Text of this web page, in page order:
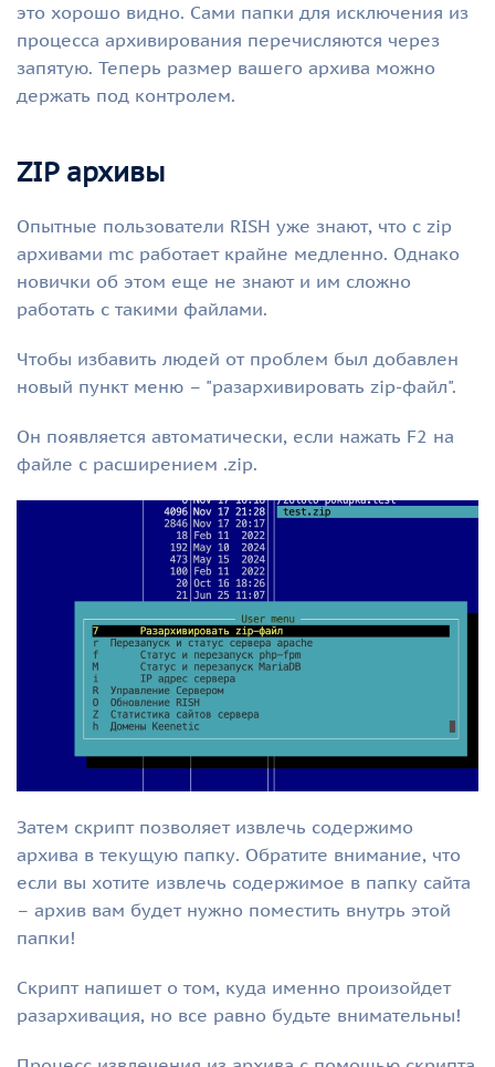
это хорошо видно. Сами папки для исключения из
процесса архивирования перечисляются через
запятую. Теперь размер вашего архива можно
держать под контролем.
ZIP архивы
Опытные пользователи RISH уже знают, что c zip
архивами mc работает крайне медленно. Однако
новички об этом еще не знают и им сложно
работать с такими файлами.
Чтобы избавить людей от проблем был добавлен
новый пункт меню – "разархивировать zip-файл".
Он появляется автоматически, если нажать F2 на
файле с расширением .zip.
Затем скрипт позволяет извлечь содержимо
архива в текущую папку. Обратите внимание, что
если вы хотите извлечь содержимое в папку сайта
– архив вам будет нужно поместить внутрь этой
папки!
Скрипт напишет о том, куда именно произойдет
разархивация, но все равно будьте внимательны!